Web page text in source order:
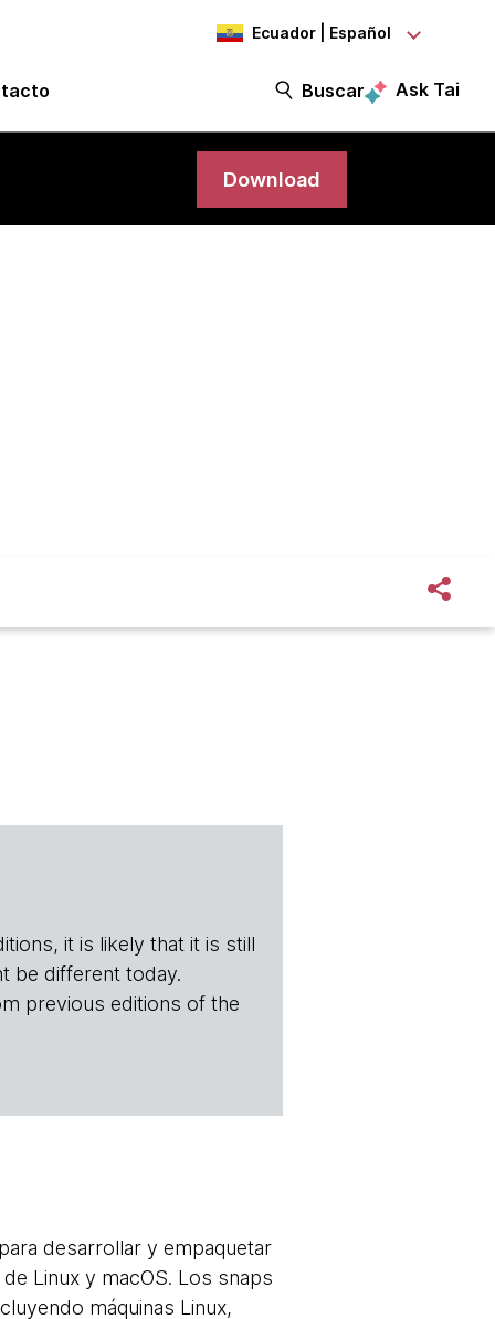
Ecuador | Español
Buscar Ask Tai
Download
it is likely that it is still
be different today.
previous editions of the
desarrollar y empaquetar
Linux y macOS. Los snaps
máquinas Linux,